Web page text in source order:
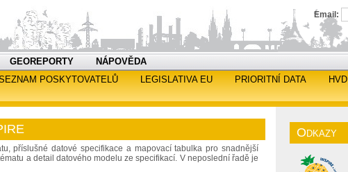
Email:
GEOREPORTY
NÁPOVĚDA
POSKYTOVATELŮ LEGISLATIVA EU PRIORITNÍ DATA HVD
příslušné datové specifikace a mapovací tabulka pro snadnější
a detail datového modelu ze specifikací. V neposlední řadě je
Odkazy